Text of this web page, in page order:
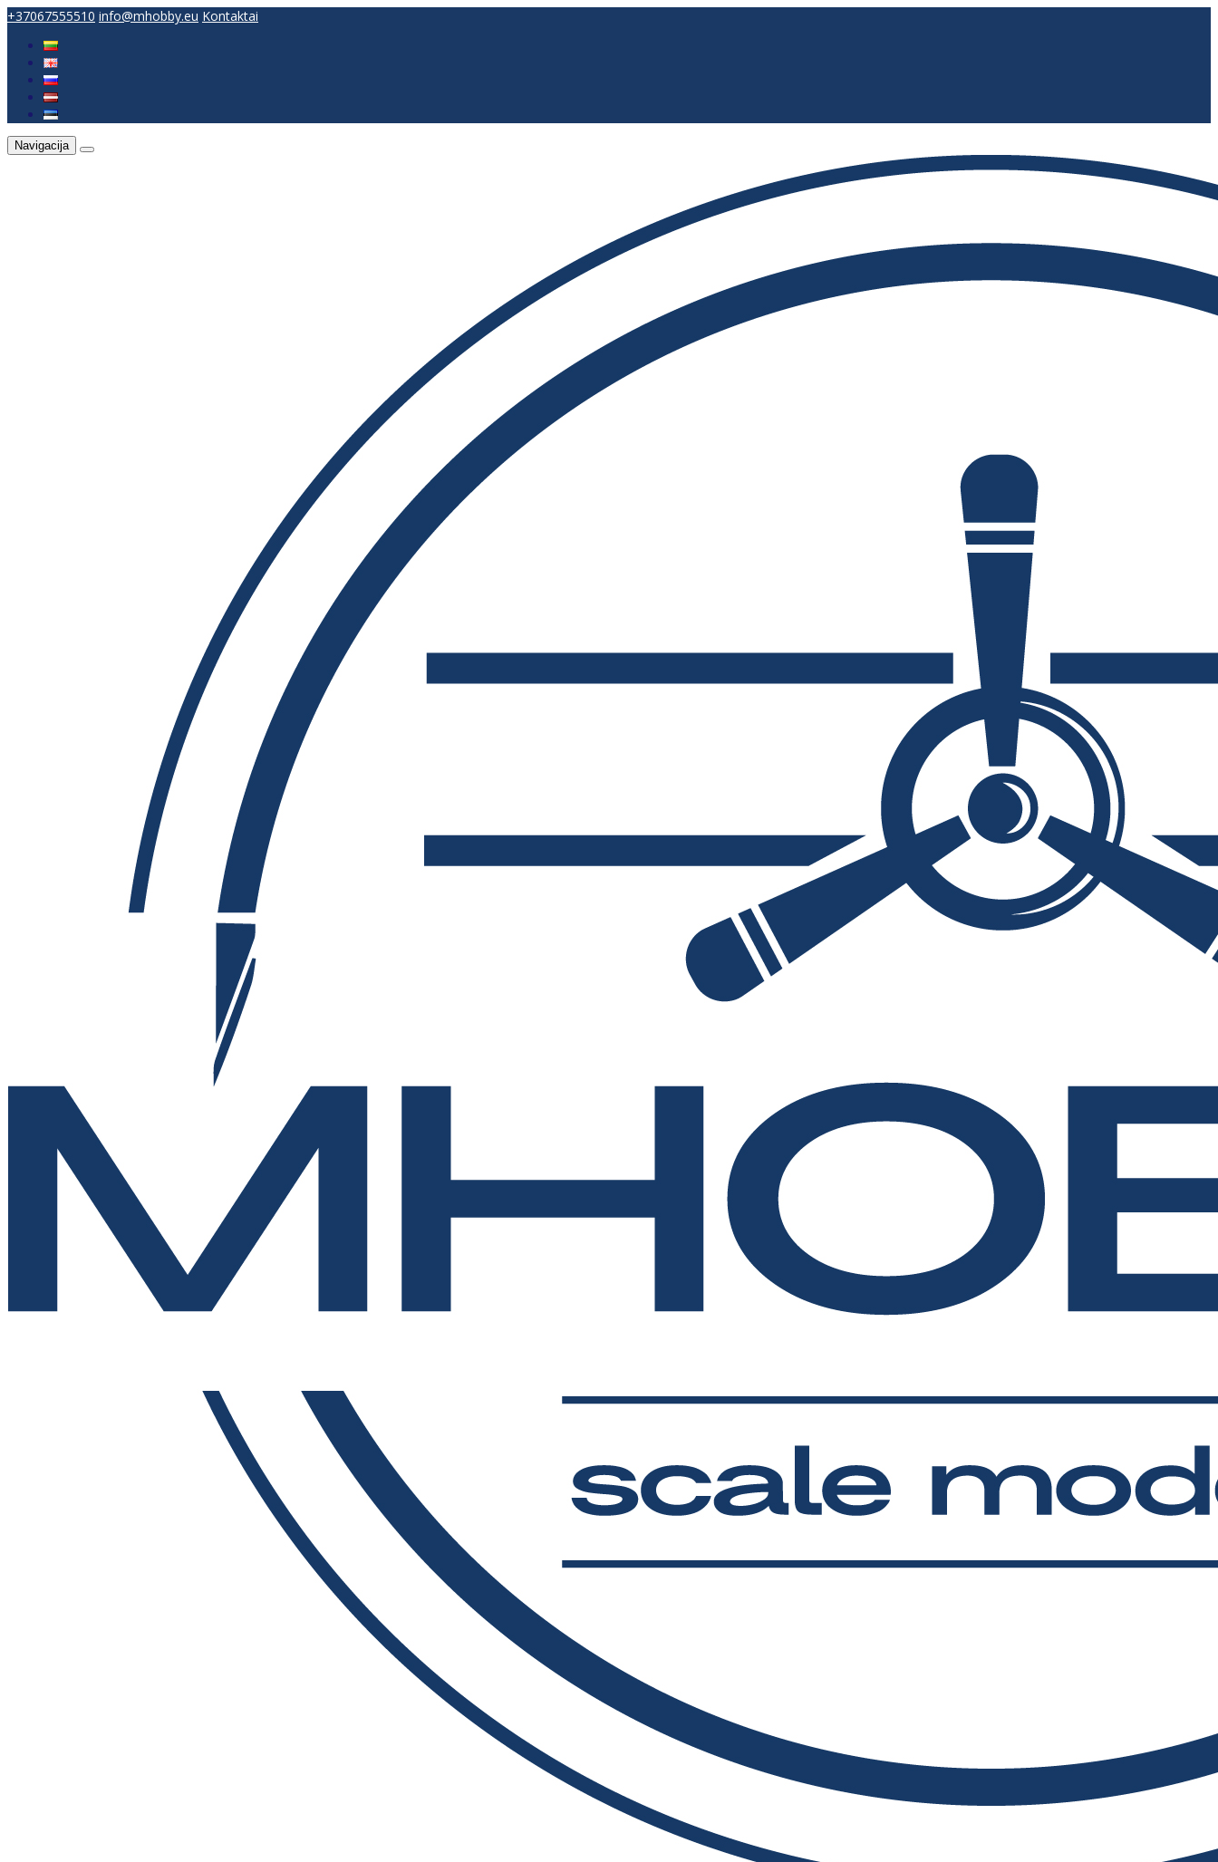
+37067555510 info@mhobby.eu Kontaktai
Navigacija